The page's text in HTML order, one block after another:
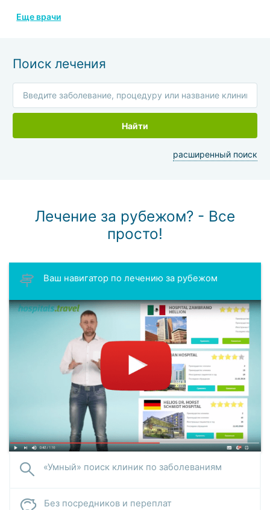
Еще врачи
Поиск лечения
Найти
расширенный поиск
Лечение за рубежом? - Все
просто!
Ваш навигатор по лечению за рубежом
«Умный» поиск клиник по заболеваниям
Без посредников и переплат